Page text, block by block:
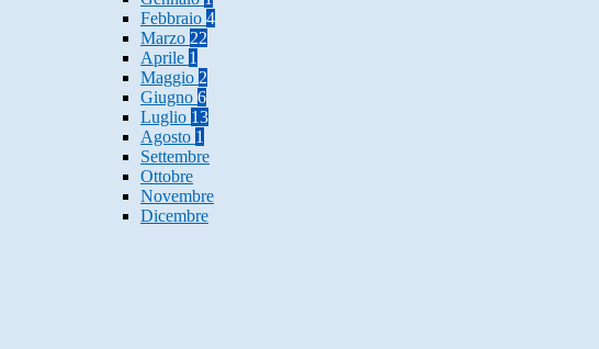
Febbraio 4
Marzo 22
Aprile 1
Maggio 2
Giugno 6
Luglio 13
Agosto 1
Settembre
Ottobre
Novembre
Dicembre